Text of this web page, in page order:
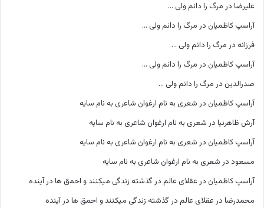
علیرضا در مرگ را دانم ولی …
آراسپ کاظمیان در مرگ را دانم ولی …
فرزانه در مرگ را دانم ولی …
آراسپ کاظمیان در مرگ را دانم ولی …
صدرالدین در مرگ را دانم ولی …
آراسپ کاظمیان در شعری به نام ارغوان شاعری به نام سایه
آرش ظاهرنیا در شعری به نام ارغوان شاعری به نام سایه
آراسپ کاظمیان در شعری به نام ارغوان شاعری به نام سایه
مسعود در شعری به نام ارغوان شاعری به نام سایه
آراسپ کاظمیان در عقلای عالم در گذشته زندگی میکنند و احمق ها در آینده
محمدرضا در عقلای عالم در گذشته زندگی میکنند و احمق ها در آینده